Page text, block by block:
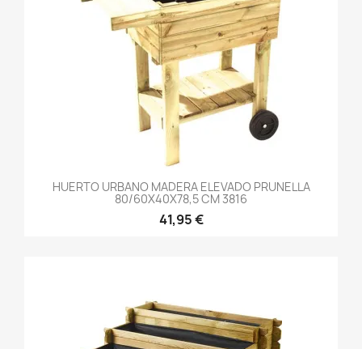
HUERTO URBANO MADERA ELEVADO PRUNELLA
80/60X40X78,5 CM 3816
41,95 €